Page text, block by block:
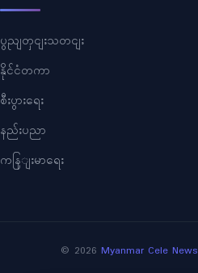
ပွညျတှငျးသတငျး
နိုင်ငံတကာ
စီးပွားရေး
နည်းပညာ
ကနြျးမာရေး
© 2026 Myanmar Cele News